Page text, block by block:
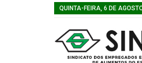
QUINTA-FEIRA, 6 DE